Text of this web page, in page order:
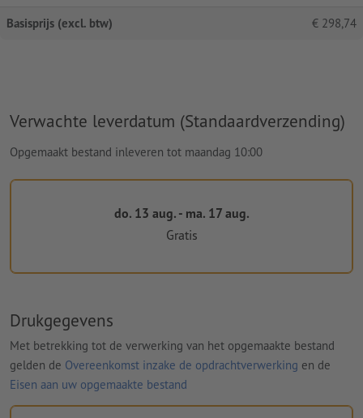
Basisprijs (excl. btw) € 298,74
Verwachte leverdatum (Standaardverzending)
Opgemaakt bestand inleveren tot maandag 10:00
do. 13 aug. - ma. 17 aug.
Gratis
Drukgegevens
Met betrekking tot de verwerking van het opgemaakte bestand
gelden de Overeenkomst inzake de opdrachtverwerking en de
Eisen aan uw opgemaakte bestand